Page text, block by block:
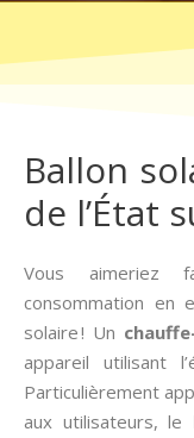
Ballon
de l’État
Vous aimeriez
consommation en
solaire ! Un
appareil utilisant
Particulièrement
aux utilisateurs, le